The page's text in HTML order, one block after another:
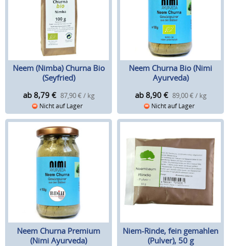
Neem (Nimba) Churna Bio
(Seyfried)
ab 8,79 € 87,90 € / kg
Nicht auf Lager
Neem Churna Bio (Nimi
Ayurveda)
ab 8,90 € 89,00 € / kg
Nicht auf Lager
Neem Churna Premium
(Nimi Ayurveda)
Niem-Rinde, fein gemahlen
(Pulver), 50 g